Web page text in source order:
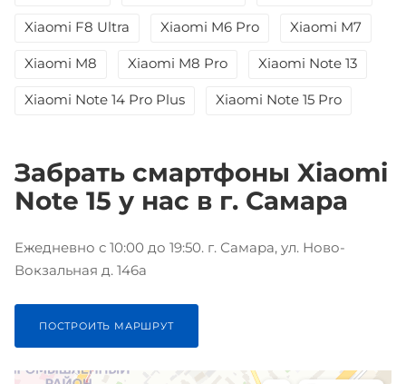
Xiaomi F8 Ultra Xiaomi M6 Pro Xiaomi M7
Xiaomi M8 Xiaomi M8 Pro Xiaomi Note 13
Xiaomi Note 14 Pro Plus Xiaomi Note 15 Pro
Забрать смартфоны Xiaomi
Note 15 у нас в г. Самара
Ежедневно с 10:00 до 19:50. г. Самара, ул. Ново-
Вокзальная д. 146а
ПОСТРОИТЬ МАРШРУТ